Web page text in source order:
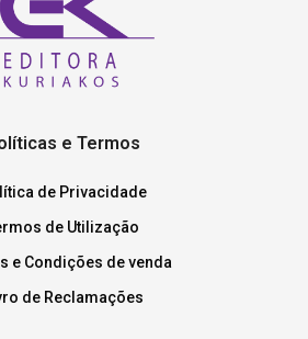
e Termos
de Privacidade
de Utilização
e Condições de venda
de Reclamações